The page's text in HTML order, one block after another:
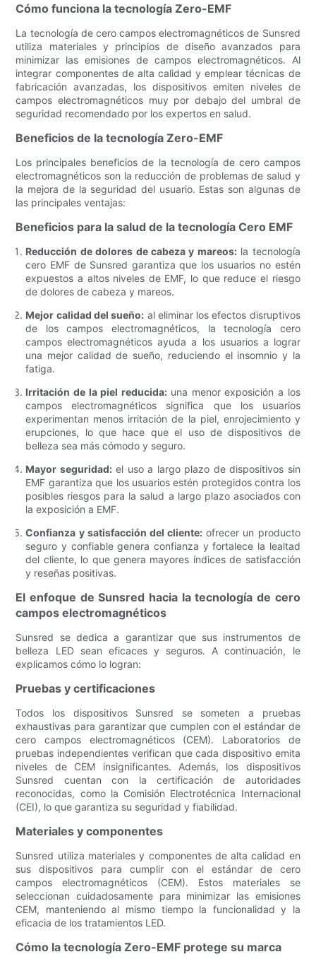
Cómo funciona la tecnología Zero-EMF
La tecnología de cero campos electromagnéticos de Sunsred
utiliza materiales y principios de diseño avanzados para
minimizar las emisiones de campos electromagnéticos. Al
integrar componentes de alta calidad y emplear técnicas de
fabricación avanzadas, los dispositivos emiten niveles de
campos electromagnéticos muy por debajo del umbral de
seguridad recomendado por los expertos en salud.
Beneficios de la tecnología Zero-EMF
Los principales beneficios de la tecnología de cero campos
electromagnéticos son la reducción de problemas de salud y
la mejora de la seguridad del usuario. Estas son algunas de
las principales ventajas:
Beneficios para la salud de la tecnología Cero EMF
Reducción de dolores de cabeza y mareos:la tecnología
cero EMF de Sunsred garantiza que los usuarios no estén
expuestos a altos niveles de EMF, lo que reduce el riesgo
de dolores de cabeza y mareos.
Mejor calidad del sueño: al eliminar los efectos disruptivos
de los campos electromagnéticos, la tecnología cero
campos electromagnéticos ayuda a los usuarios a lograr
una mejor calidad de sueño, reduciendo el insomnio y la
fatiga.
Irritación de la piel reducida:una menor exposición a los
campos electromagnéticos significa que los usuarios
experimentan menos irritación de la piel, enrojecimiento y
erupciones, lo que hace que el uso de dispositivos de
belleza sea más cómodo y seguro.
Mayor seguridad:el uso a largo plazo de dispositivos sin
EMF garantiza que los usuarios estén protegidos contra los
posibles riesgos para la salud a largo plazo asociados con
la exposición a EMF.
Confianza y satisfacción del cliente: ofrecer un producto
seguro y confiable genera confianza y fortalece la lealtad
del cliente, lo que genera mayores índices de satisfacción
y reseñas positivas.
El enfoque de Sunsred hacia la tecnología de cero
campos electromagnéticos
Sunsred se dedica a garantizar que sus instrumentos de
belleza LED sean eficaces y seguros. A continuación, le
explicamos cómo lo logran:
Pruebas y certificaciones
Todos los dispositivos Sunsred se someten a pruebas
exhaustivas para garantizar que cumplen con el estándar de
cero campos electromagnéticos (CEM). Laboratorios de
pruebas independientes verifican que cada dispositivo emita
niveles de CEM insignificantes. Además, los dispositivos
Sunsred cuentan con la certificación de autoridades
reconocidas, como la Comisión Electrotécnica Internacional
(CEI), lo que garantiza su seguridad y fiabilidad.
Materiales y componentes
Sunsred utiliza materiales y componentes de alta calidad en
sus dispositivos para cumplir con el estándar de cero
campos electromagnéticos (CEM). Estos materiales se
seleccionan cuidadosamente para minimizar las emisiones
CEM, manteniendo al mismo tiempo la funcionalidad y la
eficacia de los tratamientos LED.
Cómo la tecnología Zero-EMF protege su marca